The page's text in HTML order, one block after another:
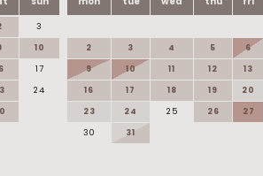
3
10
17
24
2
3 4 5 6
9
10 11 12 13
16
17 18 19 20
23
24 25 26 27
30
31